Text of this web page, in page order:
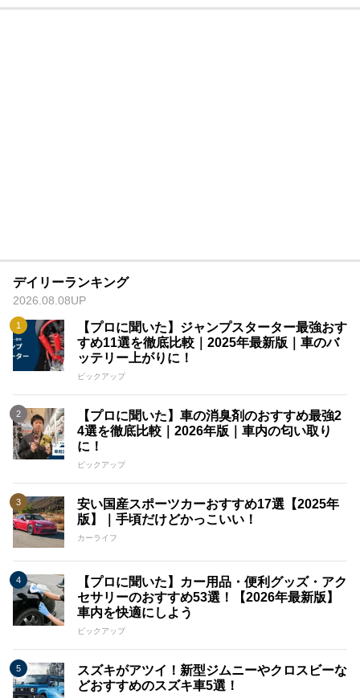
デイリーランキング
2026.08.08UP
【プロに聞いた】ジャンプスターター最強おす
すめ11選を徹底比較｜2025年最新版｜車のバ
ッテリー上がりに！
ピックアップ
【プロに聞いた】車の消臭剤のおすすめ最強2
4選を徹底比較｜2026年版｜車内の匂い取り
に！
ピックアップ
安い国産スポーツカーおすすめ17選【2025年
版】｜手頃だけどかっこいい！
カーライフ
【プロに聞いた】カー用品・便利グッズ・アク
セサリーのおすすめ53選！【2026年最新版】
車内を快適にしよう
ピックアップ
スズキがアツイ！新型ジムニーやクロスビーな
どおすすめのスズキ車5選！